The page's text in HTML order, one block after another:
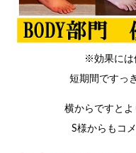
※効果には
短期間ですっ
横からですとよ
S様からもコ